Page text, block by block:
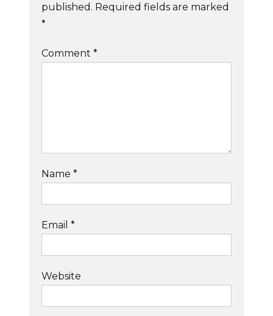
published. Required fields are marked
*
Comment*
Name*
Email*
Website